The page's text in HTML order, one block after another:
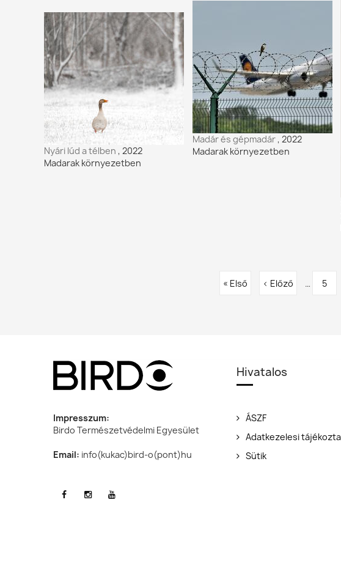
Nyári lúd a télben , 2022
Madarak környezetben
Madár és gépmadár, 2022
Madarak környezetben
Első
« Első Előző
‹ Előző … Oldal
5
Impresszum:
Birdo Természetvédelmi Egyesület
Email: info(kukac)bird-o(pont)hu
Hivatalos
ÁSZF
Adatkezelesi
Sütik